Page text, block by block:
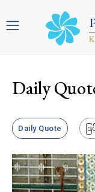
Daily
Daily Quote ဒ